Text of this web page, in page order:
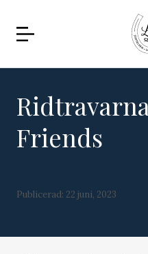
Friends
Publicerad: 22 juni, 2023